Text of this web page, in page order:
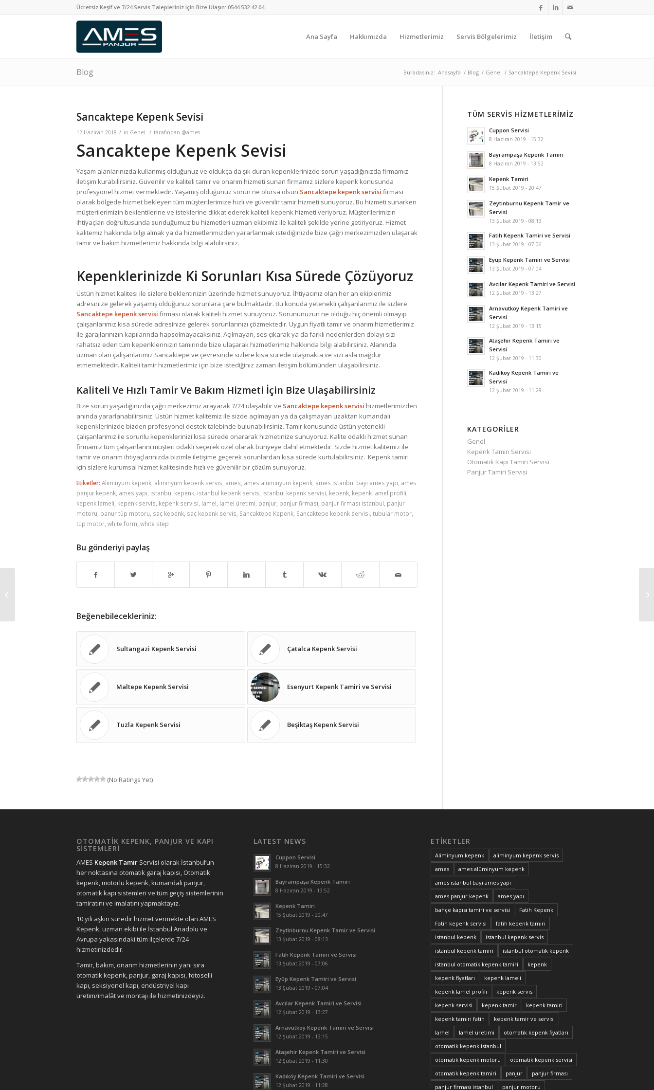
Ücretsiz Keşif ve 7/24 Servis Talepleriniz için Bize Ulaşın: 0544 532 42 04
Ana Sayfa Hakkımızda Hizmetlerimiz Servis Bölgelerimiz İletişim
Blog Buradasınız: Anasayfa / Blog / Genel / Sancaktepe Kepenk Sevisi
Sancaktepe Kepenk Sevisi
12 Haziran 2018 / in Genel / tarafından @ames
Sancaktepe Kepenk Sevisi
Yaşam alanlarınızda kullanmış olduğunuz ve oldukça da şık duran kepenklerinizde sorun yaşadığınızda firmamız
iletişim kurabilirsiniz. Güvenilir ve kaliteli tamir ve onarım hizmeti sunan firmamız sizlere kepenk konusunda
profesyonel hizmet vermektedir. Yaşamış olduğunuz sorun ne olursa olsun Sancaktepe kepenk servisi firması
olarak bölgede hizmet bekleyen tüm müşterilerimize hızlı ve güvenilir tamir hizmeti sunuyoruz. Bu hizmeti sunarken
müşterilerimizin beklentilerine ve isteklerine dikkat ederek kaliteli kepenk hizmeti veriyoruz. Müşterilerimizin
ihtiyaçları doğrultusunda sunduğumuz bu hizmetleri uzman ekibimiz ile kaliteli şekilde yerine getiriyoruz. Hizmet
kalitemiz hakkında bilgi almak ya da hizmetlerimizden yararlanmak istediğinizde bize çağrı merkezimizden ulaşarak
tamir ve bakım hizmetlerimiz hakkında bilgi alabilirsiniz.
Kepenklerinizde Ki Sorunları Kısa Sürede Çözüyoruz
Üstün hizmet kalitesi ile sizlere beklentinizin üzerinde hizmet sunuyoruz. İhtiyacınız olan her an ekiplerimiz
adresinize gelerek yaşamış olduğunuz sorunlara çare bulmaktadır. Bu konuda yetenekli çalışanlarımız ile sizlere
Sancaktepe kepenk servisi firması olarak kaliteli hizmet sunuyoruz. Sorununuzun ne olduğu hiç önemli olmayıp
çalışanlarımız kısa sürede adresinize gelerek sorunlarınızı çözmektedir. Uygun fiyatlı tamir ve onarım hizmetlerimiz
ile garajlarınızın kapılarında hapsolmayacaksınız. Açılmayan, ses çıkarak ya da farklı nedenlerden dolayı sizi
rahatsız eden tüm kepenklerinizin tamirinde bize ulaşarak hizmetlerimiz hakkında bilgi alabilirsiniz. Alanında
uzman olan çalışanlarımız Sancaktepe ve çevresinde sizlere kısa sürede ulaşmakta ve sizi asla mağdur
etmemektedir. Kaliteli tamir hizmetlerimiz için bize istediğiniz zaman iletişim bölümünden ulaşabilirsiniz.
Kaliteli Ve Hızlı Tamir Ve Bakım Hizmeti İçin Bize Ulaşabilirsiniz
Bize sorun yaşadığınızda çağrı merkezimiz arayarak 7/24 ulaşabilir ve Sancaktepe kepenk servisi hizmetlerimizden
anında yararlanabilirsiniz. Üstün hizmet kalitemiz ile sizde açılmayan ya da çalışmayan uzaktan kumandalı
kepenklerinizde bizden profesyonel destek talebinde bulunabilirsiniz. Tamir konusunda üstün yetenekli
çalışanlarımız ile sorunlu kepenklerinizi kısa sürede onararak hizmetinize sunuyoruz. Kalite odaklı hizmet sunan
firmamız tüm çalışanlarını müşteri odaklı seçerek özel olarak bünyeye dahil etmektedir. Sizde hizmet kalitemiz ile
tamir ve onarım ihtiyaçlarınızda bizimle iletişime geçerek sorunlardan kısa sürede kurtulabilirsiniz. Kepenk tamiri
için sizlere kurumsal hizmet kalitesinde hızlı ve güvenilir bir çözüm sunuyoruz.
Etiketler: Aliminyum kepenk aliminyum kepenk servis ames ames alüminyum kepenk ames istanbul bayi ames yapı ames
panjur kepenk ames yapı istanbul kepenk istanbul kepenk servis İstanbul kepenk servisi kepenk kepenk lamel profili
kepenk lameli kepenk servis kepenk servisi lamel lamel üretimi panjur panjur firması panjur firması istanbul panjur
motoru panur tüp motoru saç kepenk saç kepenk servis Sancaktepe Kepenk Sancaktepe kepenk servisi tubular motor
tüp motor white form white step
Bu gönderiyi paylaş
Beğenebilecekleriniz:
Sultangazi Kepenk Servisi Çatalca Kepenk Servisi
Maltepe Kepenk Servisi Esenyurt Kepenk Tamiri ve Servisi
Tuzla Kepenk Servisi Beşiktaş Kepenk Servisi
(No Ratings Yet)
TÜM SERVIS HIZMETLERIMIZ
Cuppon Servisi
8 Haziran 2019 - 15:32
Bayrampaşa Kepenk Tamiri
8 Haziran 2019 - 13:52
Kepenk Tamiri
15 Şubat 2019 - 20:47
Zeytinburnu Kepenk Tamir ve
Servisi
13 Şubat 2019 - 08:13
Fatih Kepenk Tamiri ve Servisi
13 Şubat 2019 - 07:06
Eyüp Kepenk Tamiri ve Servisi
13 Şubat 2019 - 07:04
Avcılar Kepenk Tamiri ve Servisi
12 Şubat 2019 - 13:27
Arnavutköy Kepenk Tamiri ve
Servisi
12 Şubat 2019 - 13:15
Ataşehir Kepenk Tamiri ve
Servisi
12 Şubat 2019 - 11:30
Kadıköy Kepenk Tamiri ve
Servisi
12 Şubat 2019 - 11:28
KATEGORILER
Genel
Kepenk Tamiri Servisi
Otomatik Kapı Tamiri Servisi
Panjur Tamiri Servisi
OTOMATİK KEPENK, PANJUR VE KAPI
SİSTEMLERİ
AMES Kepenk Tamir Servisi olarak İstanbul’un
her noktasına otomatik garaj kapısı, Otomatik
kepenk, motorlu kepenk, kumandalı panjur,
otomatik kapı sistemleri ve tüm geçiş sistemlerinin
tamiratını ve imalatını yapmaktayız.
10 yılı aşkın süredir hizmet vermekte olan AMES
Kepenk, uzman ekibi ile İstanbul Anadolu ve
Avrupa yakasındaki tüm ilçelerde 7/24
hizmetinizdedir.
Tamir, bakım, onarım hizmetlerinin yanı sıra
otomatik kepenk, panjur, garaj kapısı, fotoselli
kapı, seksiyonel kapı, endüstriyel kapı
üretim/imalât ve montajı ile hizmetinizdeyiz.
LATEST NEWS
Cuppon Servisi
8 Haziran 2019 - 15:32
Bayrampaşa Kepenk Tamiri
8 Haziran 2019 - 13:52
Kepenk Tamiri
15 Şubat 2019 - 20:47
Zeytinburnu Kepenk Tamir ve Servisi
13 Şubat 2019 - 08:13
Fatih Kepenk Tamiri ve Servisi
13 Şubat 2019 - 07:06
Eyüp Kepenk Tamiri ve Servisi
13 Şubat 2019 - 07:04
Avcılar Kepenk Tamiri ve Servisi
12 Şubat 2019 - 13:27
Arnavutköy Kepenk Tamiri ve Servisi
12 Şubat 2019 - 13:15
Ataşehir Kepenk Tamiri ve Servisi
12 Şubat 2019 - 11:30
Kadıköy Kepenk Tamiri ve Servisi
12 Şubat 2019 - 11:28
ETIKETLER
Aliminyum kepenk
aliminyum kepenk servis
ames
ames alüminyum kepenk
ames istanbul bayi ames yapı
ames panjur kepenk
ames yapı
bahçe kapısı tamiri ve servisi
Fatih Kepenk
Fatih kepenk servisi
fatih kepenk tamiri
istanbul kepenk
istanbul kepenk servis
istanbul kepenk tamiri
istanbul otomatik kepenk
istanbul otomatik kepenk tamiri
kepenk
kepenk fiyatları
kepenk lameli
kepenk lamel profili
kepenk servis
kepenk servisi
kepenk tamir
kepenk tamiri
kepenk tamiri fatih
kepenk tamir ve servisi
lamel
lamel üretimi
otomatik kepenk fiyatları
otomatik kepenk istanbul
otomatik kepenk motoru
otomatik kepenk servisi
otomatik kepenk tamiri
panjur
panjur firması
panjur firması istanbul
panjur motoru